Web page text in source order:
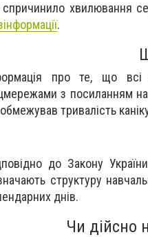
хвилювання
.
про те, що всі
з посиланням на
тривалість
до Закону
структуру
днів.
Чи дійсно